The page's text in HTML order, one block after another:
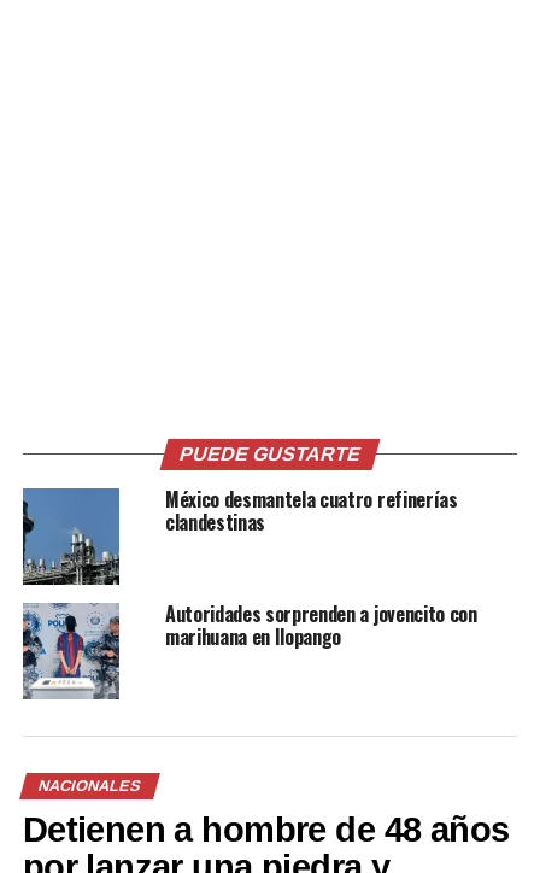
Relacionado
40 capturas dejó el primer
día el Cerco Tutunichapa
PUEDE GUSTARTE
México desmantela cuatro refinerías
clandestinas
Autoridades sorprenden a jovencito con
marihuana en Ilopango
NACIONALES
Detienen a hombre de 48 años